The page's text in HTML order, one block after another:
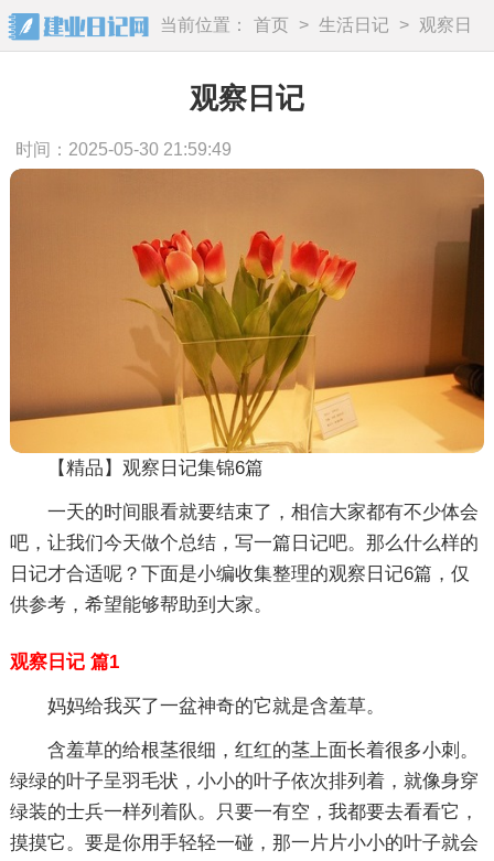
当前位置： 首页 > 生活日记 >
观察日
记
观察日记
时间：2025-05-30 21:59:49
【精品】观察日记集锦6篇
一天的时间眼看就要结束了，相信大家都有不少体会
吧，让我们今天做个总结，写一篇日记吧。那么什么样的
日记才合适呢？下面是小编收集整理的观察日记6篇，仅
供参考，希望能够帮助到大家。
观察日记 篇1
妈妈给我买了一盆神奇的它就是含羞草。
含羞草的给根茎很细，红红的茎上面长着很多小刺。
绿绿的叶子呈羽毛状，小小的叶子依次排列着，就像身穿
绿装的士兵一样列着队。只要一有空，我都要去看看它，
摸摸它。要是你用手轻轻一碰，那一片片小小的叶子就会